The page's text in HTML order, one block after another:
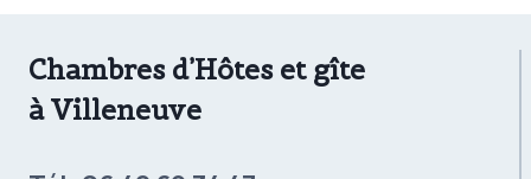
Chambres d’Hôtes et gîte
à Villeneuve